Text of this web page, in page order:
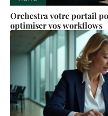
Orchestra votre portail
optimiser vos workflows